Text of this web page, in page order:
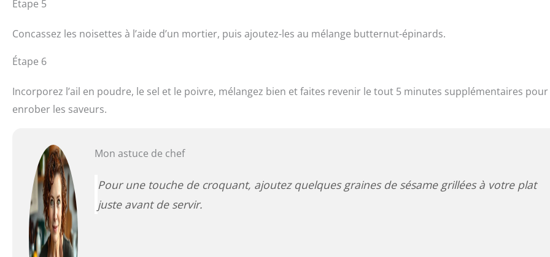
Étape 5
Concassez les noisettes à l’aide d’un mortier, puis ajoutez-les au mélange butternut-épinards.
Étape 6
Incorporez l’ail en poudre, le sel et le poivre, mélangez bien et faites revenir le tout 5 minutes supplémentaires
enrober les saveurs.
Mon astuce de chef
Pour une touche de croquant, ajoutez quelques graines de sésame grillées à votre plat
juste avant de servir.